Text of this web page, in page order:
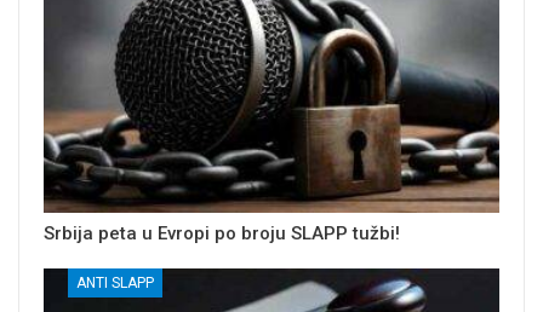
Srbija peta u Evropi po broju SLAPP tužbi!
ANTI SLAPP